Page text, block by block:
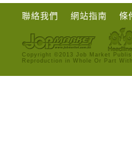
聯絡我們 網站指南 條
Copyright ©2013 Job Market
Reproduction in Whole Or Part